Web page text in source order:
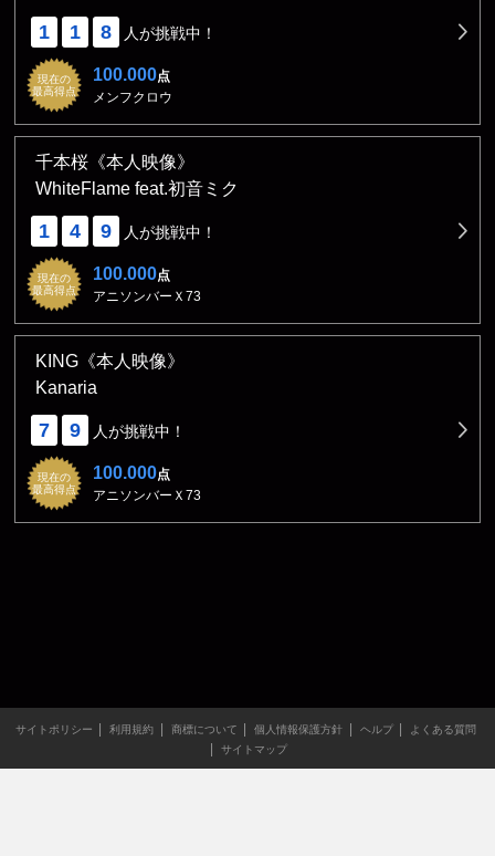
1 1 8 人が挑戦中！
現在の
最高得点
100.000点
メンフクロウ
千本桜《本人映像》
WhiteFlame feat.初音ミク
1 4 9 人が挑戦中！
現在の
最高得点
100.000点
アニソンバーＸ73
KING《本人映像》
Kanaria
7 9 人が挑戦中！
現在の
最高得点
100.000点
アニソンバーＸ73
サイトポリシー 利用規約 商標について 個人情報保護方針 ヘルプ
よくある質問
サイトマップ